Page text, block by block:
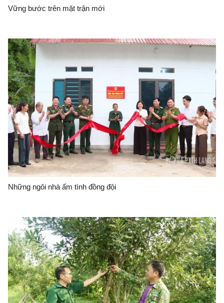
Vững bước trên mặt trận mới
Những ngôi nhà ấm tình đồng đội